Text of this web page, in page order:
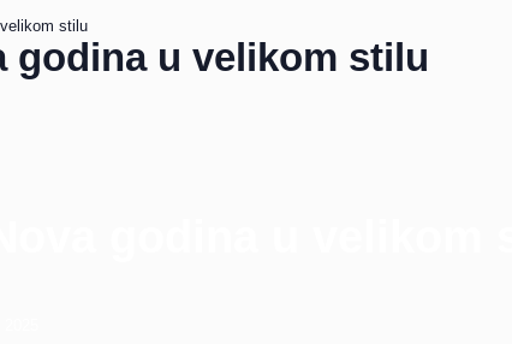
stilu
godina u velikom stilu